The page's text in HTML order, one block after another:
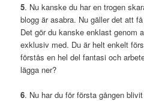
5. Nu kanske du har en trogen
blogg är asabra. Nu gäller det att
Det gör du kanske enklast genom
exklusiv med. Du är helt enkelt
förstås en hel del fantasi och
lägga ner?
6. Nu har du för första gången